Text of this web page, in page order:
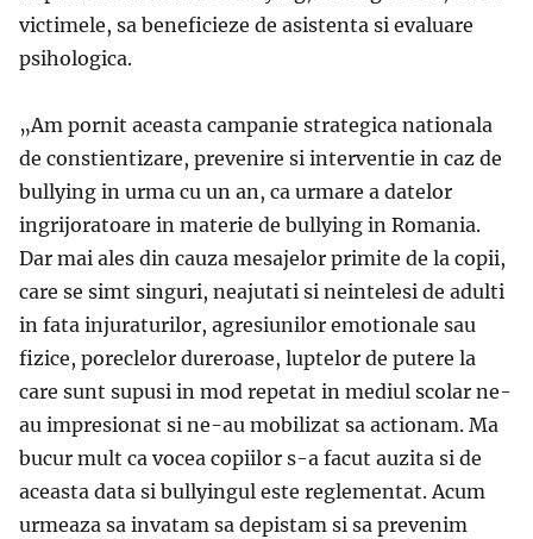
victimele, sa beneficieze de asistenta si evaluare
psihologica.
„Am pornit aceasta campanie strategica nationala
de constientizare, prevenire si interventie in caz de
bullying in urma cu un an, ca urmare a datelor
ingrijoratoare in materie de bullying in Romania.
Dar mai ales din cauza mesajelor primite de la copii,
care se simt singuri, neajutati si neintelesi de adulti
in fata injuraturilor, agresiunilor emotionale sau
fizice, poreclelor dureroase, luptelor de putere la
care sunt supusi in mod repetat in mediul scolar ne-
au impresionat si ne-au mobilizat sa actionam. Ma
bucur mult ca vocea copiilor s-a facut auzita si de
aceasta data si bullyingul este reglementat. Acum
urmeaza sa invatam sa depistam si sa prevenim